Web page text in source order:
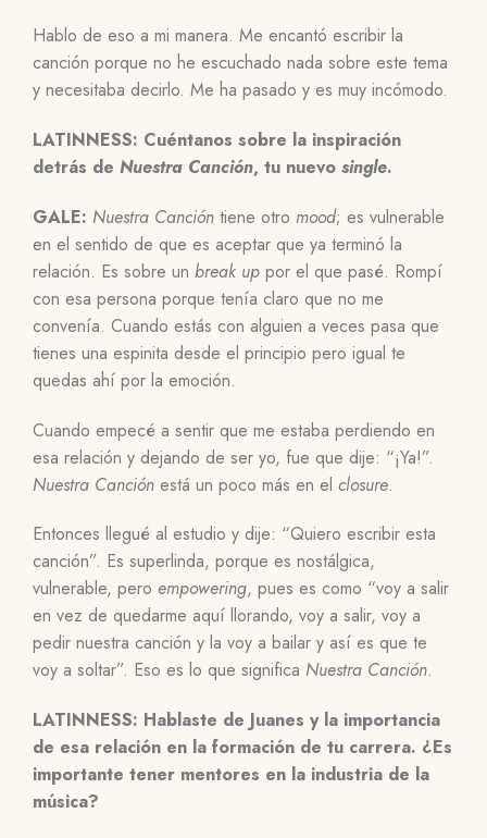
Hablo de eso a mi manera. Me encantó escribir la
canción porque no he escuchado nada sobre este tema
y necesitaba decirlo. Me ha pasado y es muy incómodo.
LATINNESS: Cuéntanos sobre la inspiración
detrás de Nuestra Canción, tu nuevo single.
GALE: Nuestra Canción tiene otro mood; es vulnerable
en el sentido de que es aceptar que ya terminó la
relación. Es sobre un break up por el que pasé. Rompí
con esa persona porque tenía claro que no me
convenía. Cuando estás con alguien a veces pasa que
tienes una espinita desde el principio pero igual te
quedas ahí por la emoción.
Cuando empecé a sentir que me estaba perdiendo en
esa relación y dejando de ser yo, fue que dije: “¡Ya!”.
Nuestra Canción está un poco más en el closure.
Entonces llegué al estudio y dije: “Quiero escribir esta
canción”. Es superlinda, porque es nostálgica,
vulnerable, pero empowering, pues es como “voy a salir
en vez de quedarme aquí llorando, voy a salir, voy a
pedir nuestra canción y la voy a bailar y así es que te
voy a soltar”. Eso es lo que significa Nuestra Canción.
LATINNESS: Hablaste de Juanes y la importancia
de esa relación en la formación de tu carrera. ¿Es
importante tener mentores en la industria de la
música?